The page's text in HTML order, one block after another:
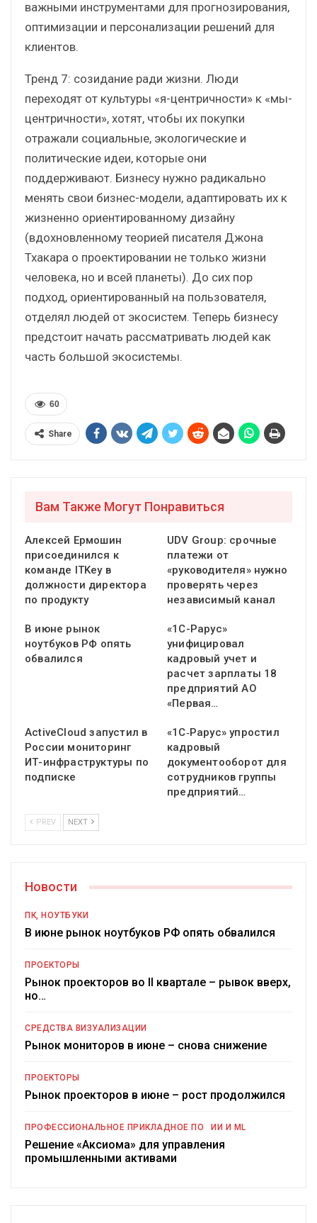
важными инструментами для прогнозирования,
оптимизации и персонализации решений для
клиентов.
Тренд 7: созидание ради жизни. Люди
переходят от культуры «я-центричности» к «мы-
центричности», хотят, чтобы их покупки
отражали социальные, экологические и
политические идеи, которые они
поддерживают. Бизнесу нужно радикально
менять свои бизнес-модели, адаптировать их к
жизненно ориентированному дизайну
(вдохновленному теорией писателя Джона
Тхакара о проектировании не только жизни
человека, но и всей планеты). До сих пор
подход, ориентированный на пользователя,
отделял людей от экосистем. Теперь бизнесу
предстоит начать рассматривать людей как
часть большой экосистемы.
60
Share
Вам Также Могут Понравиться
Алексей Ермошин
присоединился к
команде ITKey в
должности директора
по продукту
UDV Group: срочные
платежи от
«руководителя» нужно
проверять через
независимый канал
В июне рынок
ноутбуков РФ опять
обвалился
«1С-Рарус»
унифицировал
кадровый учет и
расчет зарплаты 18
предприятий АО
«Первая…
ActiveCloud запустил в
России мониторинг
ИТ-инфраструктуры по
подписке
«1С‑Рарус» упростил
кадровый
документооборот для
сотрудников группы
предприятий…
PREV NEXT
Новости
ПК, НОУТБУКИ
В июне рынок ноутбуков РФ опять обвалился
ПРОЕКТОРЫ
Рынок проекторов во II квартале – рывок вверх,
но…
СРЕДСТВА ВИЗУАЛИЗАЦИИ
Рынок мониторов в июне – снова снижение
ПРОЕКТОРЫ
Рынок проекторов в июне – рост продолжился
ПРОФЕССИОНАЛЬНОЕ ПРИКЛАДНОЕ ПО ИИ И ML
Решение «Аксиома» для управления
промышленными активами